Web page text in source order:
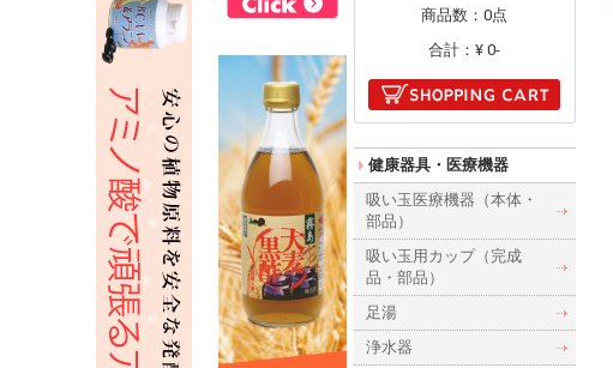
商品数：0点
合計：¥ 0-
健康器具・医療機器
吸い玉医療機器（本体・
部品）
吸い玉用カップ（完成
品・部品）
足湯
浄水器